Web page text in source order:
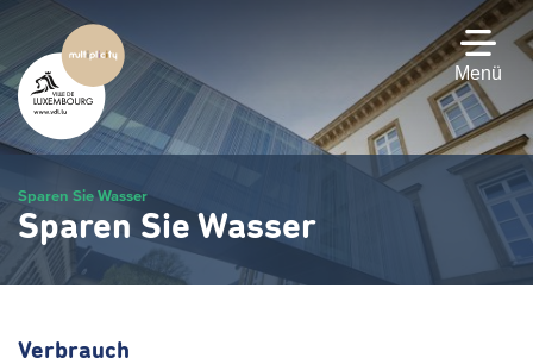
Hauptinhalt
gehen
Menü
Sparen Sie Wasser
Sparen Sie Wasser
Verbrauch